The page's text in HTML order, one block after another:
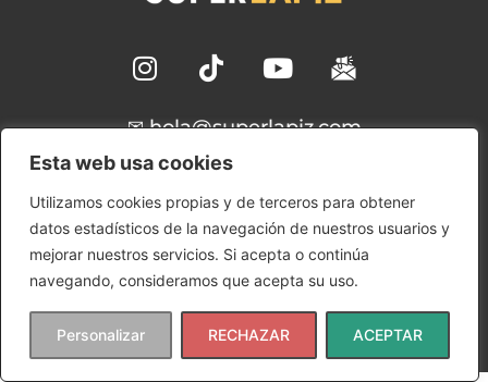
Esta web usa cookies
Utilizamos cookies propias y de terceros para obtener
datos estadísticos de la navegación de nuestros usuarios y
mejorar nuestros servicios. Si acepta o continúa
navegando, consideramos que acepta su uso.
Personalizar RECHAZAR ACEPTAR
✉ hola@superlapiz.com
Política de Cookies
Política de Privacidad
Condiciones de uso
Copyright © 2024 SuperLápiz | Ana María Gómez
Rudilla